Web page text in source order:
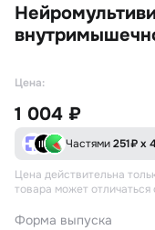
Цена:
1 004 ₽
Частями251₽ х
Цена действительна
товара может
Форма выпуска